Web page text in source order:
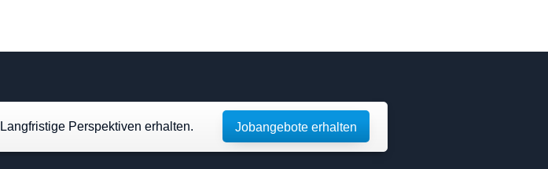
Langfristige Perspektiven erhalten. Jobangebote erhalten